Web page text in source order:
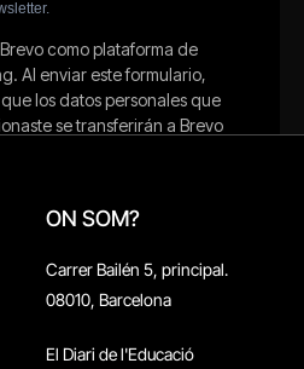
ON SOM?
Carrer Bailén 5, principal.
08010, Barcelona
El Diari de l'Educació